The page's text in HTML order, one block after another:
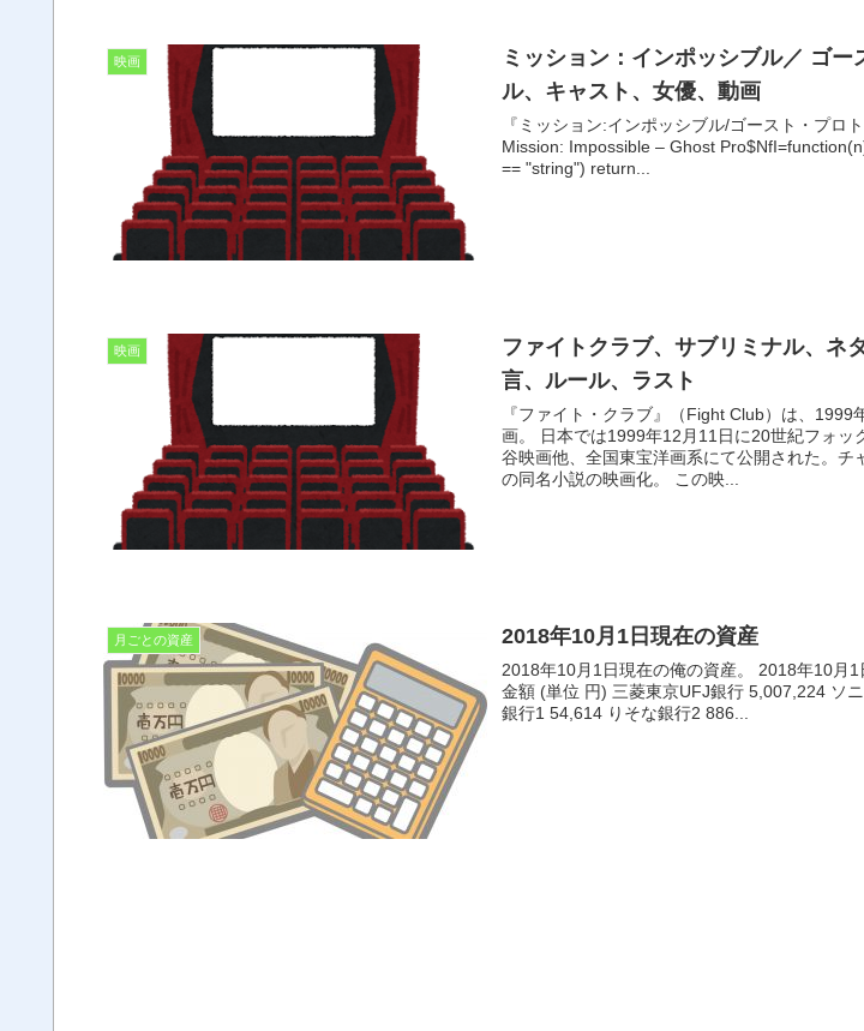
映画
ミッション：インポッシブル／ ゴー
ル、キャスト、女優、動画
『ミッション:インポッシブル/ゴースト・プロ
Mission: Impossible – Ghost
== "string") return...
映画
ファイトクラブ、サブリミナル、ネ
言、ルール、ラスト
『ファイト・クラブ』（Fight Club）は、1999
画。 日本では1999年12月11日に20世紀フォックス配給により、日比
谷映画他、全国東宝洋画系にて公開された。チ
の同名小説の映画化。 この映...
月ごとの資産 2018年10月1日現在の資産
2018年10月1日現在の俺の資産。 2018年10月1日現在
金額 (単位 円) 三菱東京UFJ銀行 5,007,224 ソニー銀行 71,777 りそな
銀行1 54,614 りそな銀行2 886...